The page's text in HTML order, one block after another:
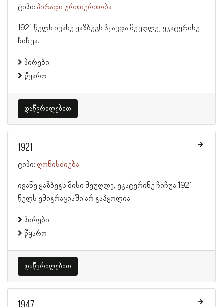
ტიპი: პირადი ურთიერთობა
1921 წელს ივანე ყაზბეგს ჰყავდა მეუღლე, ეკატერინე
ჩიჩუა.
პირები
წყარო
დაწვრილებით
1921
ტიპი: ღონისძიება
ივანე ყაზბეგს მისი მეუღლე, ეკატერინე ჩიჩუა 1921
წელს ემიგრაციაში არ გაჰყოლია.
პირები
წყარო
დაწვრილებით